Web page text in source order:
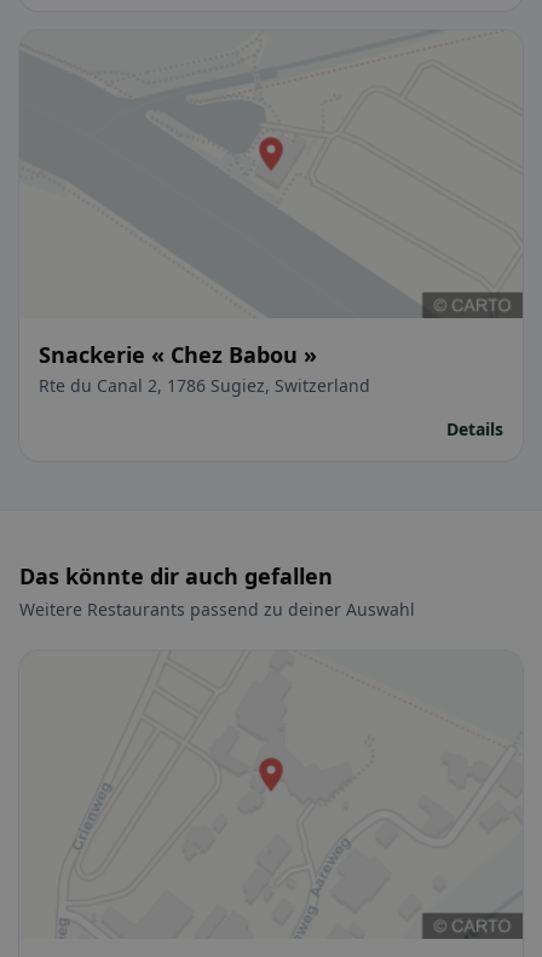
Snackerie « Chez Babou »
Rte du Canal 2, 1786 Sugiez, Switzerland
Details
Das könnte dir auch gefallen
Weitere Restaurants passend zu deiner Auswahl